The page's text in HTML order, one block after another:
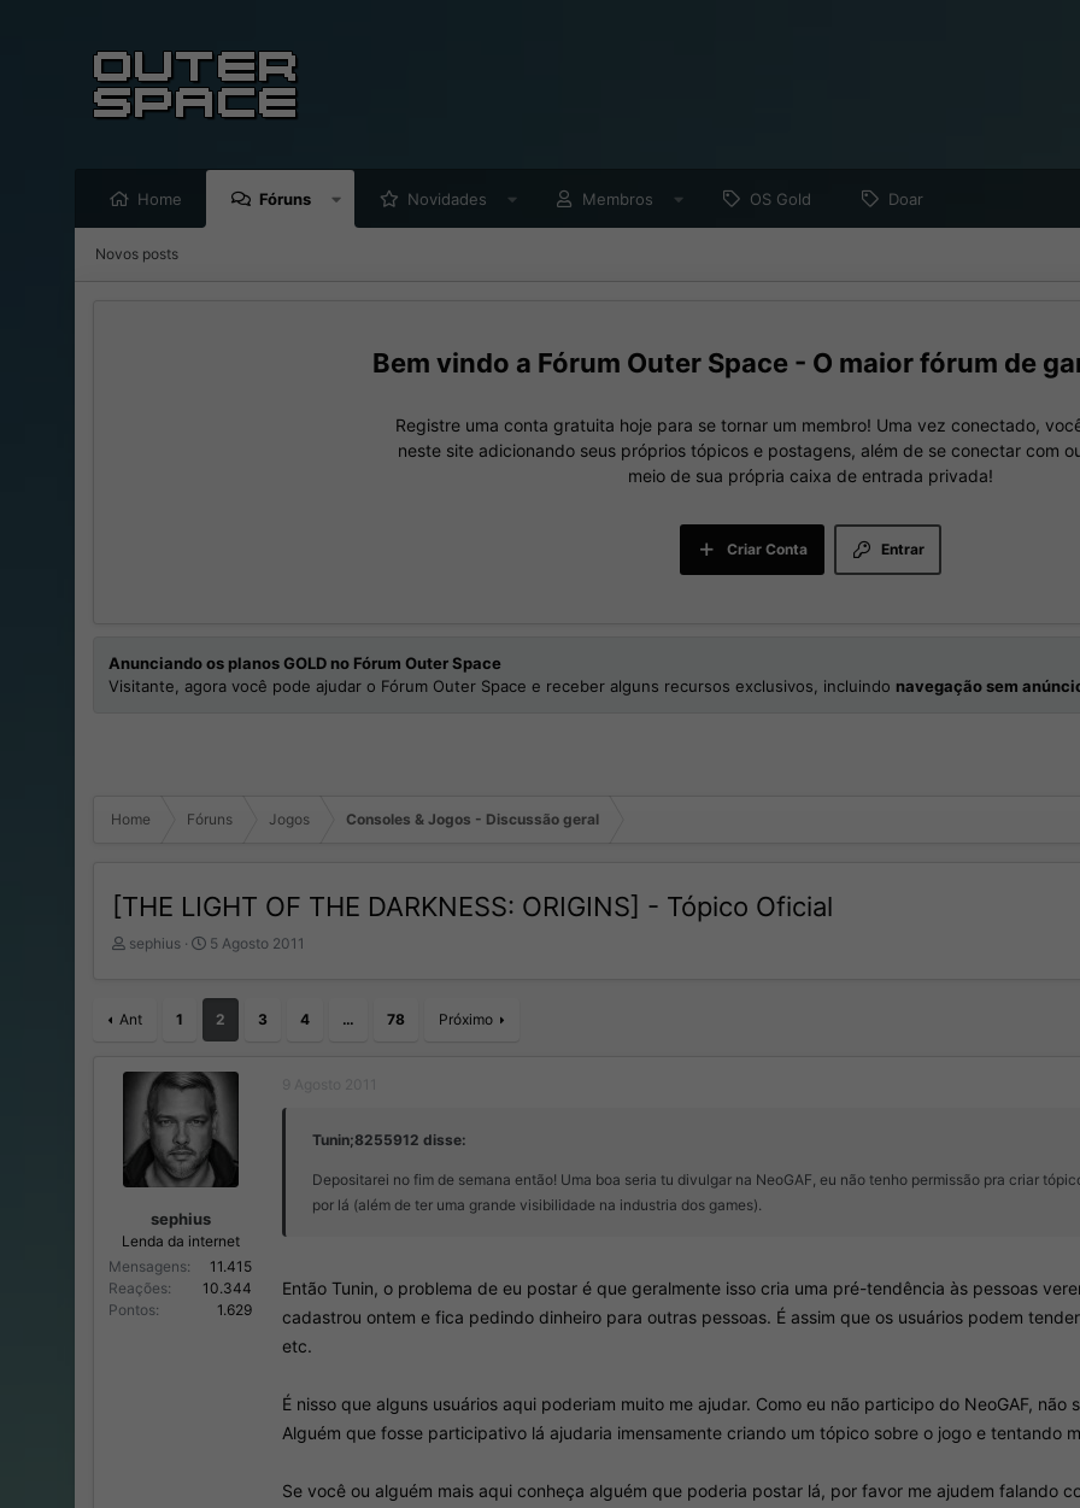
Home Fóruns Novidades Membros OS Gold Doar
Novos posts
Fórum Outer Space - O maior fórum de
Registre uma conta gratuita hoje para se tornar um membro! Uma vez conectado,
neste site adicionando seus próprios tópicos e postagens, além de se conectar com
meio de sua própria caixa de entrada privada!
Entrar
Criar Conta
Anunciando os planos GOLD no Fórum Outer Space
Visitante, agora você pode ajudar o Fórum Outer Space e receber alguns recursos exclusivos, incluindo navegação sem
Home Fóruns Jogos Consoles & Jogos - Discussão geral
[THE LIGHT OF THE DARKNESS: ORIGINS] - Tópico Oficial
I
i
d
o
i
c
o
sephius
D
I
n
í
c
i
o
5 Agosto 2011
Ant 1 2 3 4 … 78 Próximo
sephius
Lenda da internet
Mensagens
11.415
Reações
10.344
Pontos
1.629
Tunin;8255912 disse:
Depositarei no fim de semana então! Uma boa seria tu divulgar na NeoGAF, eu não tenho permissão pra criar
por lá (além de ter uma grande visibilidade na industria dos games).
Então Tunin, o problema de eu postar é que geralmente isso cria uma pré-tendência às pessoas
cadastrou ontem e fica pedindo dinheiro para outras pessoas. É assim que os usuários podem
etc.
É nisso que alguns usuários aqui poderiam muito me ajudar. Como eu não participo do NeoGAF,
Alguém que fosse participativo lá ajudaria imensamente criando um tópico sobre o jogo e tentando
Se você ou alguém mais aqui conheça alguém que poderia postar lá, por favor me ajudem falando